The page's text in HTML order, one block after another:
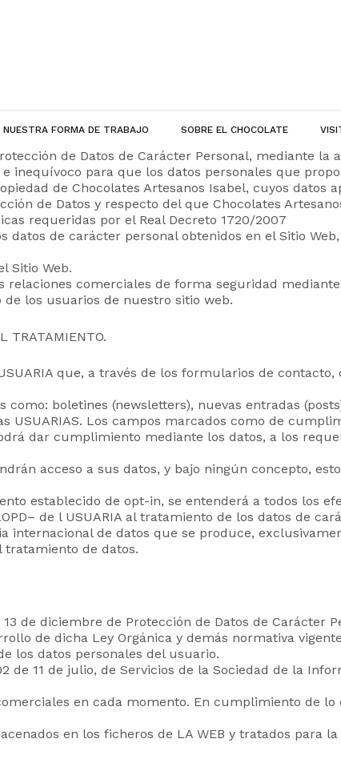
NUESTRA FORMA DE TRABAJO SOBRE EL CHOCOLATE
de Datos de Carácter Personal, mediante la
inequívoco para que los datos personales que
de Chocolates Artesanos Isabel, cuyos datos
de Datos y respecto del que Chocolates
requeridas por el Real Decreto 1720/2007
de carácter personal obtenidos en el Sitio
Sitio Web.
comerciales de forma seguridad
los usuarios de nuestro sitio web.
TRATAMIENTO.
que, a través de los formularios de contacto,
boletines (newsletters), nuevas entradas
Los campos marcados como de
dar cumplimiento mediante los datos, a los
acceso a sus datos, y bajo ningún concepto,
establecido de opt-in, se entenderá a todos los
de l USUARIA al tratamiento de los datos de
internacional de datos que se produce,
tratamiento de datos.
de diciembre de Protección de Datos de Carácter
de dicha Ley Orgánica y demás normativa
los datos personales del usuario.
11 de julio, de Servicios de la Sociedad de la
en cada momento. En cumplimiento de lo
en los ficheros de LA WEB y tratados para